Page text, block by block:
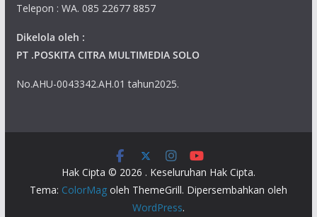
Telepon : WA. 085 22677 8857
Dikelola oleh :
PT .POSKITA CITRA MULTIMEDIA SOLO
No.AHU-0043342.AH.01 tahun2025.
Hak Cipta © 2026 . Keseluruhan Hak Cipta.
Tema: ColorMagoleh ThemeGrill. Dipersembahkan oleh
WordPress.